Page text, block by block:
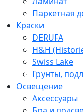
Паркетная
Краски
DERUFA
H&H
Swiss Lake
Грунты,
Освещение
Аксессуары